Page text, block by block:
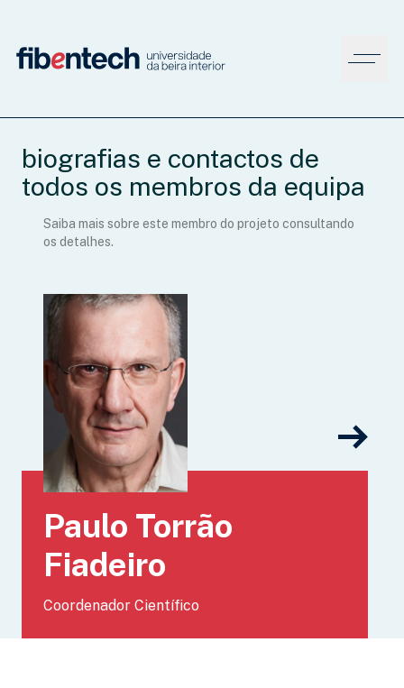
biografias e contactos de
todos os membros da equipa
Saiba mais sobre este membro do projeto consultando
os detalhes.
Paulo Torrão
Fiadeiro
Coordenador Científico